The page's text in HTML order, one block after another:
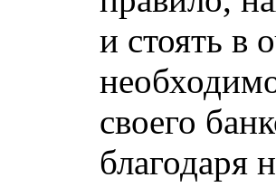
и стоять в
своего
благодаря